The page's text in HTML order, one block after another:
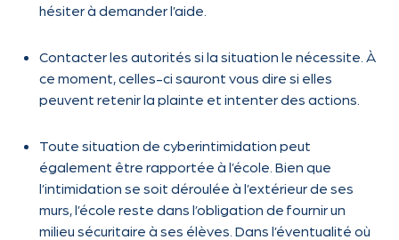
hésiter à demander l’aide.
Contacter les autorités si la situation le nécessite. À
ce moment, celles-ci sauront vous dire si elles
peuvent retenir la plainte et intenter des actions.
Toute situation de cyberintimidation peut
également être rapportée à l’école. Bien que
l’intimidation se soit déroulée à l’extérieur de ses
murs, l’école reste dans l’obligation de fournir un
milieu sécuritaire à ses élèves. Dans l’éventualité où